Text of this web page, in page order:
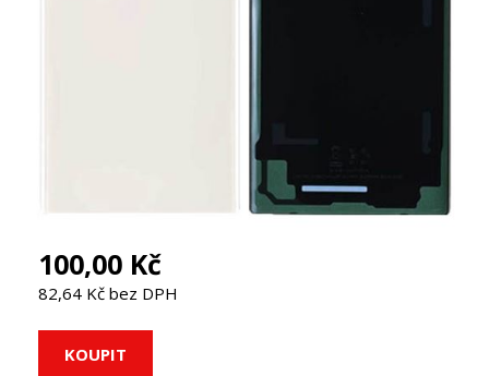
100,00 Kč
82,64 Kč bez DPH